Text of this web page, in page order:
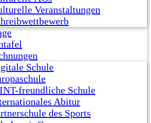
Veranstaltungen
Schule
freundliche Schule
Abitur
des Sports